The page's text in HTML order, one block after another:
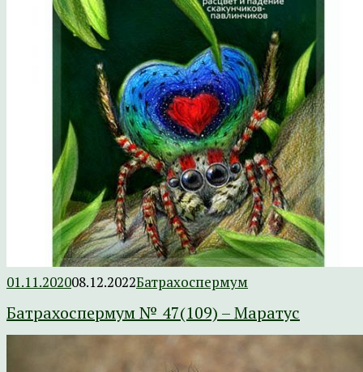
01.11.202008.12.2022Батрахоспермум
Батрахоспермум № 47(109) – Маратус